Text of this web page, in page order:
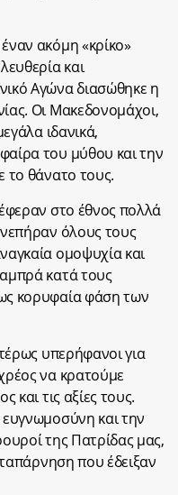
ακόμη «κρίκο»
και
Αγώνα διασώθηκε η
Οι Μακεδονομάχοι,
ιδανικά,
του μύθου και την
το θάνατο τους.
στο έθνος πολλά
όλους τους
ομοψυχία και
κατά τους
κορυφαία φάση των
υπερήφανοι για
να κρατούμε
και τις αξίες τους.
και την
της Πατρίδας μας,
που έδειξαν